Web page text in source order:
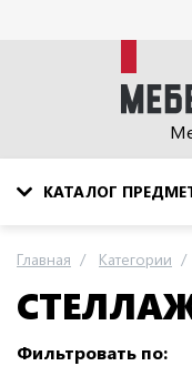
КАТАЛОГ
Главная Категории
Фильтровать по: